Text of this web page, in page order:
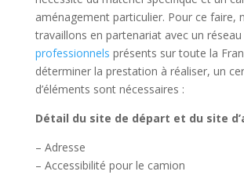
aménagement particulier. Pour ce faire,
travaillons en partenariat avec un réseau
professionnels présents sur toute la
déterminer la prestation à réaliser, un
d’éléments sont nécessaires :
Détail du site de départ et du site
– Adresse
– Accessibilité pour le camion